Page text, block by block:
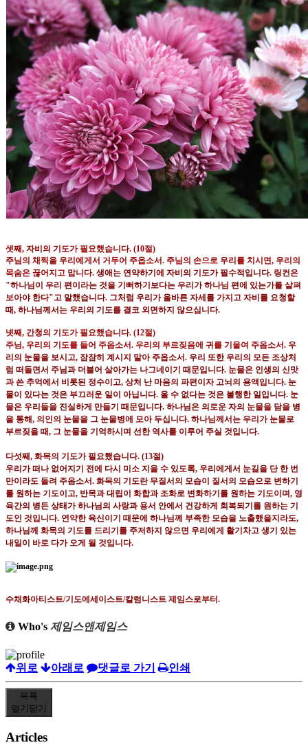
셋째, 자비의 기도가 필요했습니다. (10절)
주님의 채찍을 우리에게서 거두어 주옵소서. 주님의 손으로 우리를 치시면, 우리의
목숨은 끊어지고 맙니다. 생애는 연약하기에 자비의 기도가 필수적입니다. 링컨은
"하나님이 우리 편이라는 것을 기뻐하기보다는 우리가하나님 편에 있는가를 살펴
보아야 한다" 고 말했습니다. 그처럼 우리가 올바른 자세를 가지고 자비를 요청할
때, 하나님께서는 우리의 기도를 결코 외면하지 않으십니다.
넷째, 간청의 기도가 필요했습니다. (12절)
주님, 우리의 기도를 들어 주옵소서. 우리의 부르짖음에 귀를 기울여 주옵소서. 우
리의 눈물을 보시고, 잠잠히 계시지 말아 주옵소서. 우리 또한 우리의 모든 조상처
럼 떠돌면서 주님과 더불어 살아가는 나그네이기 때문입니다. 눈물은 인생의 신맛
과 쓴 추억에서 비롯된 정수이고, 상처 난 마음의 파편이자 고뇌의 용액입니다. 눈
물이 있다는 것은 부끄러운 일이 아닙니다. 울 수 없다는 것은 불행한 일입니다. 눈
물은 우리들을 진실하게 만들기 때문입니다. 하나님은 의로운 자의 눈물을 담을 병
을 통해, 의인의 눈물을 그 눈물병에 모아 두십니다. 하나님께서는 우리가 눈물로
부르짖을 때, 그 눈물을 기억하시며 선한 역사를 이루어 주실 것입니다.
다섯째, 화목의 기도가 필요했습니다. (13절)
우리가 떠나 없어지기 전에 다시 미소 지을 수 있도록, 우리에게서 눈길을 단 한 번
만이라도 돌려 주옵소서. 화목의 기도란 무질서의 모습이 질서의 모습으로 변하기
를 원하는 기도이고, 반목과 대립이 화합과 조화로 변화하기를 원하는 기도이며, 영
육간의 병든 상태가 하나님의 사랑과 용서 안에서 건강하게 회복되기를 원하는 기
도인 것입니다. 연약한 육신이기 때문에 하나님께 부족한 모습을 노출했을지라도,
하나님께 화목의 기도를 드리기를 주저하지 않으면 우리에게 활기차고 생기 있는
내일이 바로 다가 오게 될 것입니다.
수채화아티스트/기도에세이스트/칼럼니스트 제임스로부터.
Who's 제임스앤제임스
위로 아래로 댓글로 가기 인쇄
목록
열기 닫기
Articles